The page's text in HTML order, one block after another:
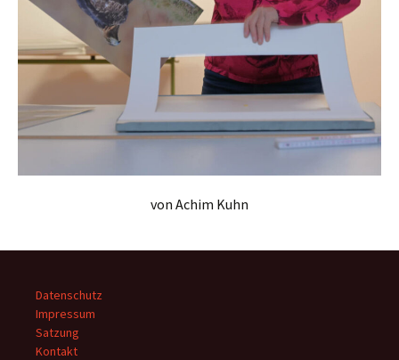
von Achim Kuhn
Datenschutz
Impressum
Satzung
Kontakt